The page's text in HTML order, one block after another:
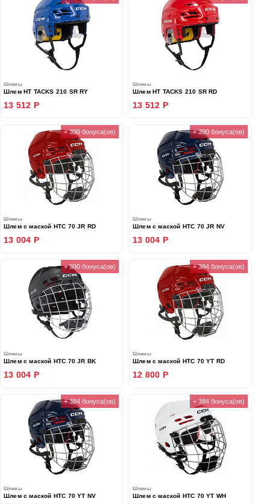
Шлемы
Шлем HT TACKS 210 SR RY
13 512 Р
Шлемы
Шлем HT TACKS 210 SR RD
13 512 Р
+ 390 бонуса(ов)
Шлемы
Шлем с маской HTC 70 JR RD
13 004 Р
+ 390 бонуса(ов)
Шлемы
Шлем с маской HTC 70 JR NV
13 004 Р
+ 390 бонуса(ов)
Шлемы
Шлем с маской HTC 70 JR BK
13 004 Р
+ 384 бонуса(ов)
Шлемы
Шлем с маской HTC 70 YT RD
12 800 Р
+ 384 бонуса(ов)
Шлемы
Шлем с маской HTC 70 YT NV
+ 384 бонуса(ов)
Шлемы
Шлем с маской HTC 70 YT WH